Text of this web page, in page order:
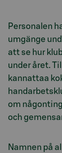
Personalen
umgänge
att se hur
under året.
kannattaa
om
och
Namnen på